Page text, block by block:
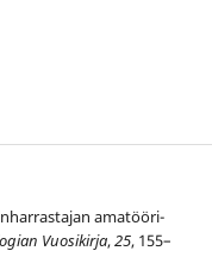
amatööri-
Vuosikirja,25, 155–